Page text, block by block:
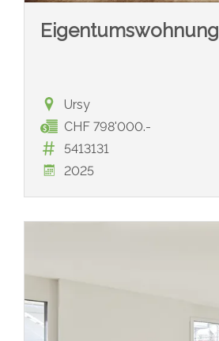
Eigentumswohnung
Ursy
CHF 798'000.-
5413131
2025